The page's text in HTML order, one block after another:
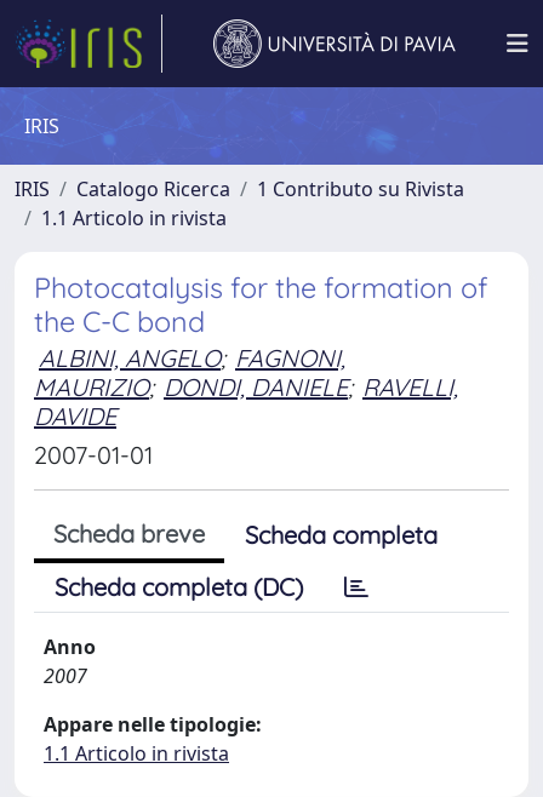
IRIS
IRIS Catalogo Ricerca
1 Contributo su Rivista
1.1 Articolo in rivista
Photocatalysis for the formation of
the C-C bond
ALBINI, ANGELO; FAGNONI,
MAURIZIO; DONDI, DANIELE; RAVELLI,
DAVIDE
2007-01-01
Scheda breve
Scheda completa
Scheda completa (DC)
Anno
2007
Appare nelle tipologie:
1.1 Articolo in rivista